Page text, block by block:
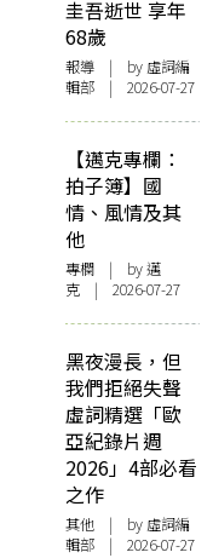
圭吾逝世 享年
68歲
報導 | by 虛詞編
輯部 | 2026-07-27
【邁克專欄：
拍子簿】國
情、風情及其
他
專欄 | by邁
克 | 2026-07-27
黑夜漫長，但
我們拒絕失聲
虛詞精選「歐
亞紀錄片週
2026」4部必看
之作
其他 | by 虛詞編
輯部 | 2026-07-27